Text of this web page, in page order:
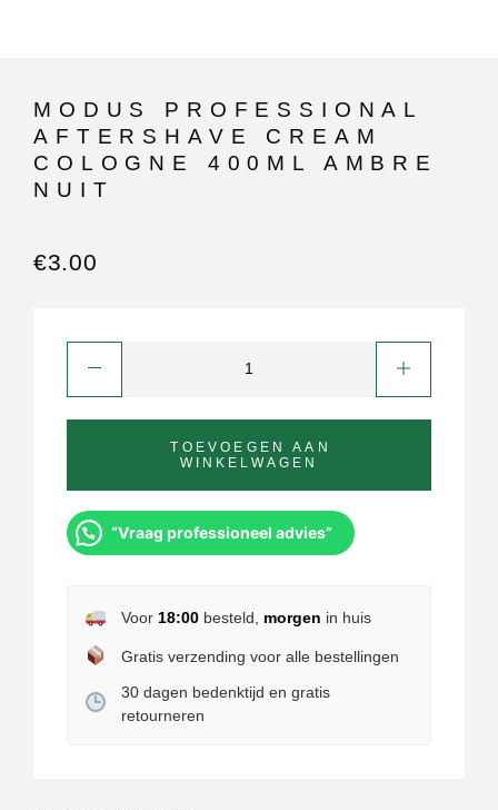
MODUS PROFESSIONAL
AFTERSHAVE CREAM
COLOGNE 400ML AMBRE
NUIT
€3.00
TOEVOEGEN AAN
WINKELWAGEN
“Vraag professioneel advies”
Voor 18:00besteld, morgen in huis
Gratis verzending voor alle bestellingen
30 dagen bedenktijd en gratis
retourneren